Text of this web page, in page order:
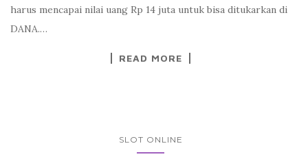
harus mencapai nilai uang Rp 14 juta untuk bisa ditukarkan di
DANA.…
READ MORE
SLOT ONLINE